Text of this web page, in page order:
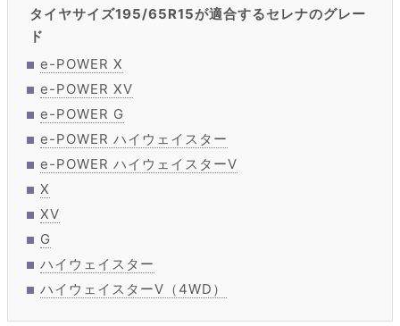
タイヤサイズ195/65R15が適合するセレナのグレー
ド
e-POWER X
e-POWER XV
e-POWER G
e-POWER ハイウェイスター
e-POWER ハイウェイスターV
X
XV
G
ハイウェイスター
ハイウェイスターV（4WD）